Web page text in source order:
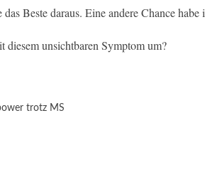
Beste daraus. Eine andere Chance
diesem unsichtbaren Symptom um?